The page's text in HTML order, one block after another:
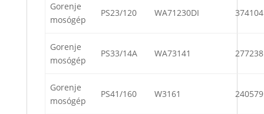
Gorenje
mosógép
PS23/120 WA71230DI 374104
Gorenje
mosógép
PS33/14A WA73141 277238
Gorenje
mosógép
PS41/160 W3161 240579